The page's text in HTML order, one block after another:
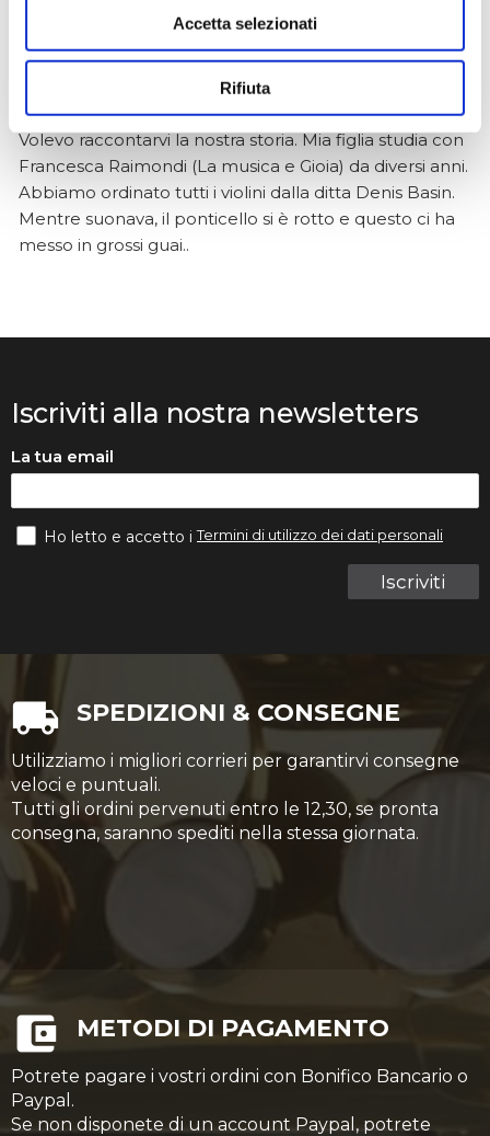
Accetta selezionati
Rifiuta
Anna Prokhorova
2 mesi fa
Volevo raccontarvi la nostra storia. Mia figlia studia con
Francesca Raimondi (La musica e Gioia) da diversi anni.
Abbiamo ordinato tutti i violini dalla ditta Denis Basin.
Mentre suonava, il ponticello si è rotto e questo ci ha
messo in grossi guai..
Iscriviti alla nostra newsletters
La tua email
Iscriviti
Ho letto e accetto iTermini di utilizzo dei dati personali
SPEDIZIONI & CONSEGNE
Utilizziamo i migliori corrieri per garantirvi consegne
veloci e puntuali.
Tutti gli ordini pervenuti entro le 12,30, se pronta
consegna, saranno spediti nella stessa giornata.
METODI DI PAGAMENTO
Potrete pagare i vostri ordini con Bonifico Bancario o
Paypal.
Se non disponete di un account Paypal, potrete